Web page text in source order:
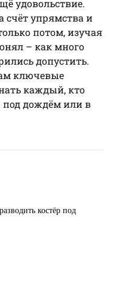
удовольствие.
счёт упрямства и
потом, изучая
– как много
допустить.
ключевые
каждый, кто
под дождём или в
костёр под